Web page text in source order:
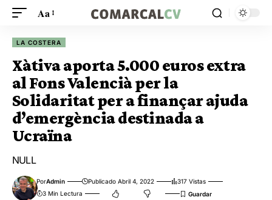
Aa
LA COSTERA
Xàtiva aporta 5.000 euros extra
al Fons Valencià per la
Solidaritat per a finançar ajuda
d’emergència destinada a
Ucraïna
NULL
PorAdmin Publicado Abril 4, 2022
317 Vistas
3 Min Lectura